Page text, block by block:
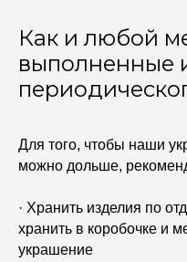
Как и любой
выполненные
Для того, чтобы наши
можно дольше,
· Хранить изделия по
хранить в коробочке и
украшение